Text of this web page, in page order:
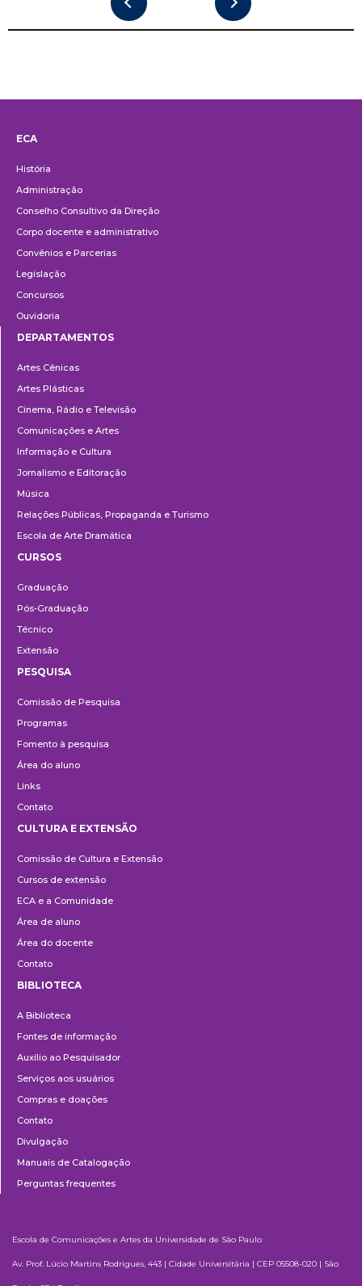
ECA
História
Administração
Conselho Consultivo da Direção
Corpo docente e administrativo
Convênios e Parcerias
Legislação
Concursos
Ouvidoria
DEPARTAMENTOS
Artes Cênicas
Artes Plásticas
Cinema, Rádio e Televisão
Comunicações e Artes
Informação e Cultura
Jornalismo e Editoração
Música
Relações Públicas, Propaganda e Turismo
Escola de Arte Dramática
CURSOS
Graduação
Pós-Graduação
Técnico
Extensão
PESQUISA
Comissão de Pesquisa
Programas
Fomento à pesquisa
Área do aluno
Links
Contato
e
Extensão
CULTURA E EXTENSÃO
Comissão de Cultura e Extensão
Cursos de extensão
ECA e a Comunidade
Área de aluno
Área do docente
Contato
BIBLIOTECA
A Biblioteca
Fontes de informação
Auxílio ao Pesquisador
Serviços aos usuários
Compras e doações
Contato
Divulgação
Manuais de Catalogação
Perguntas frequentes
Escola de Comunicações e Artes da Universidade de São Paulo
Av. Prof. Lúcio Martins Rodrigues, 443 | Cidade Universitária | CEP 05508-020 | São